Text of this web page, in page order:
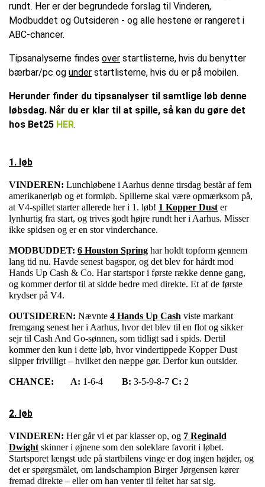
rundt. Her er der begrundede forslag til Vinderen,
Modbuddet og Outsideren - og alle hestene er rangeret i
ABC-chancer.
Tipsanalyserne findes over startlisterne, hvis du benytter
bærbar/pc og under startlisterne, hvis du er på mobilen.
Herunder finder du tipsanalyser til samtlige løb denne
løbsdag. Når du er klar til at spille, så kan du gøre det
hos Bet25 H ER.
1. løb
VINDEREN: Lunchløbene i Aarhus denne tirsdag består af fem
amerikanerløb og et formløb. Spillerne skal være opmærksom på,
at V4-spillet starter allerede her i 1. løb! 1 Kopper Duster
lynhurtig fra start, og trives godt højre rundt her i Aarhus. Misser
ikke spidsen og er en stor vinderchance.
MODBUDDET: 6 Houston Spring har holdt topform gennem
lang tid nu. Havde senest bagspor, og det blev for hårdt mod
Hands Up Cash & Co. Har startspor i første række denne gang,
og kommer derfor til at sidde bedre med direkte. Et af de første
krydser på V4.
OUTSIDEREN: Nævnte 4 Hands Up Cash viste markant
fremgang senest her i Aarhus, hvor det blev til en flot og sikker
sejr til Cash And Go-sønnen, som tidligt sad i spids. Dertil
kommer den kun i dette løb, hvor vindertippede Kopper Dust
slipper frivilligt – hvilket den næppe gør. Derfor kun outsider.
CHANCE: A: 1-6-4 B: 3-5-9-8-7 C: 2
2. løb
VINDEREN: Her går vi et par klasser op, og 7 Reginald
Dwightskinner i øjnene som den soleklare favorit i løbet.
Startsporet længst ude på startbilens vinge er dog ingen højder, og
det er spørgsmålet, om landschampion Birger Jørgensen kører
fremad direkte – eller om han venter til feltet har sat sig.